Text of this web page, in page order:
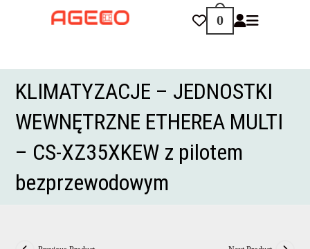
0
KLIMATYZACJE – JEDNOSTKI
WEWNĘTRZNE ETHEREA MULTI
– CS-XZ35XKEW z pilotem
bezprzewodowym